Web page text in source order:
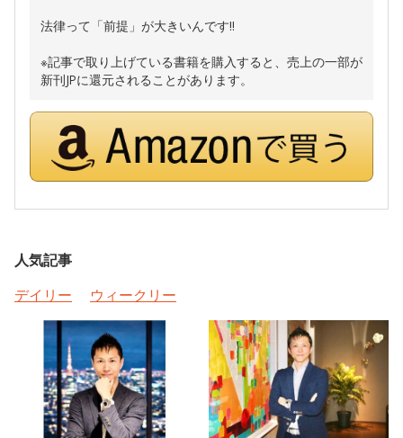
法律って「前提」が大きいんです!!
※記事で取り上げている書籍を購入すると、売上の一部が
新刊JPに還元されることがあります。
人気記事
デイリー
ウィークリー